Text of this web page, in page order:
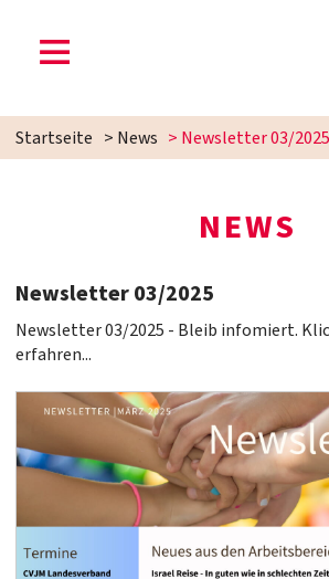
Startseite > News > Newsletter 03/2025
NEWS
Newsletter 03/2025
Newsletter 03/2025 - Bleib infomiert.
erfahren...